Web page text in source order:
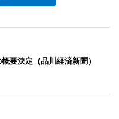
要決定（品川経済新聞）